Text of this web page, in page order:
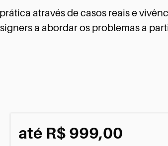
através de casos reais e
a abordar os problemas a
até R$ 999,00